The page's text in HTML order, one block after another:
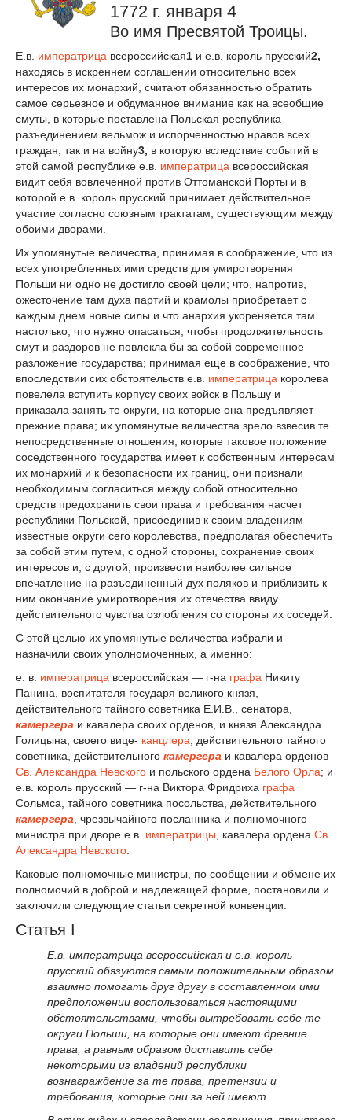
1772 г. января 4
Во имя Пресвятой Троицы.
Е.в. императрица всероссийская1 и е.в. король прусский2,
находясь в искреннем соглашении относительно всех
интересов их монархий, считают обязанностью обратить
самое серьезное и обдуманное внимание как на всеобщие
смуты, в которые поставлена Польская республика
разъединением вельмож и испорченностью нравов всех
граждан, так и на войну3, в которую вследствие событий в
этой самой республике е.в. императрица всероссийская
видит себя вовлеченной против Оттоманской Порты и в
которой е.в. король прусский принимает действительное
участие согласно союзным трактатам, существующим между
обоими дворами.
Их упомянутые величества, принимая в соображение, что из
всех употребленных ими средств для умиротворения
Польши ни одно не достигло своей цели; что, напротив,
ожесточение там духа партий и крамолы приобретает с
каждым днем новые силы и что анархия укореняется там
настолько, что нужно опасаться, чтобы продолжительность
смут и раздоров не повлекла бы за собой современное
разложение государства; принимая еще в соображение, что
впоследствии сих обстоятельств е.в. императрица королева
повелела вступить корпусу своих войск в Польшу и
приказала занять те округи, на которые она предъявляет
прежние права; их упомянутые величества зрело взвесив те
непосредственные отношения, которые таковое положение
соседственного государства имеет к собственным интересам
их монархий и к безопасности их границ, они признали
необходимым согласиться между собой относительно
средств предохранить свои права и требования насчет
республики Польской, присоединив к своим владениям
известные округи сего королевства, предполагая обеспечить
за собой этим путем, с одной стороны, сохранение своих
интересов и, с другой, произвести наиболее сильное
впечатление на разъединенный дух поляков и приблизить к
ним окончание умиротворения их отечества ввиду
действительного чувства озлобления со стороны их соседей.
С этой целью их упомянутые величества избрали и
назначили своих уполномоченных, а именно:
е. в. императрица всероссийская — г-на графа Никиту
Панина, воспитателя государя великого князя,
действительного тайного советника Е.И.В., сенатора,
камергера и кавалера своих орденов, и князя Александра
Голицына, своего вице- канцлера , действительного тайного
советника, действительного камергера и кавалера орденов
Св. Александра Невского и польского ордена Белого Орла; и
е.в. король прусский — г-на Виктора Фридриха графа
Сольмса, тайного советника посольства, действительного
камергера , чрезвычайного посланника и полномочного
министра при дворе е.в. императрицы , кавалера ордена Св.
Александра Невского
Каковые полномочные министры, по сообщении и обмене их
полномочий в доброй и надлежащей форме, постановили и
заключили следующие статьи секретной конвенции.
Статья I
Е.в. императрица всероссийская и е.в. король
прусский обязуются самым положительным образом
взаимно помогать друг другу в составленном ими
предположении воспользоваться настоящими
обстоятельствами, чтобы вытребовать себе те
округи Польши, на которые они имеют древние
права, а равным образом доставить себе
некоторыми из владений республики
вознаграждение за те права, претензии и
требования, которые они за ней имеют.